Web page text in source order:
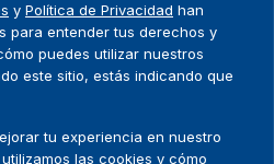
Projectos
Prensa
y Política de Privacidad han
para entender tus derechos y
puedes utilizar nuestros
este sitio, estás indicando que
tu experiencia en nuestro
las cookies y cómo